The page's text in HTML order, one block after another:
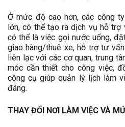
Ở mức độ cao hơn, các công
lớn, có thể tạo ra dịch vụ hỗ trợ
có thể là việc gọi nước uống,
giao hàng/thuê xe, hỗ trợ tư
liên lạc với các cơ quan, trung
móc cần thiết cho công việc,
công cụ giúp quản lý lịch làm
đáng.
THAY ĐỔI NƠI LÀM VIỆC VÀ